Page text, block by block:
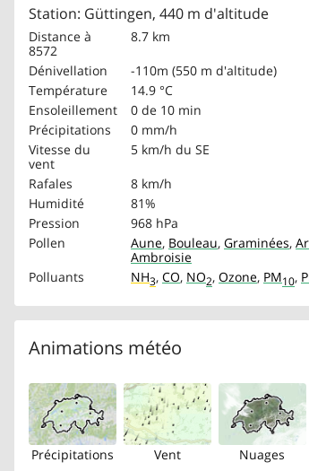
Station: Güttingen, 440 m d'altitude
Distance à
8572
8.7 km
Dénivellation
-110m (550 m d'altitude)
Température
14.9 °C
Ensoleillement
0 de 10 min
Précipitations
0 mm/h
Vitesse du
vent
5 km/h du SE
Rafales
8 km/h
Humidité
81%
Pression
968 hPa
Pollen
Aune, Bouleau, Graminées,
Ambroisie
Polluants
NH3, CO, NO2, Ozone, PM10,
Animations météo
Précipitations Vent Nuages